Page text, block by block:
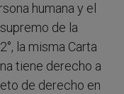
humana y el
de la
la misma Carta
tiene derecho a
de derecho en